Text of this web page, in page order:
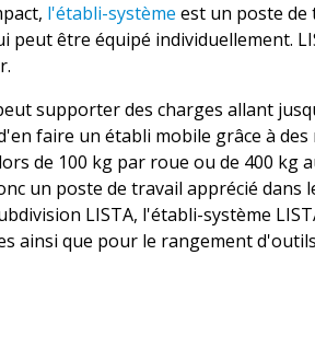
l'établi-système est un poste de
peut être équipé individuellement.
supporter des charges allant
faire un établi mobile grâce à
de 100 kg par roue ou de 400 kg
un poste de travail apprécié dans
LISTA, l'établi-système
ainsi que pour le rangement